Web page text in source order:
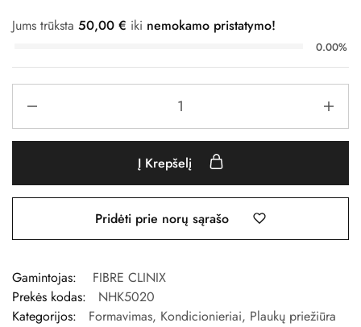
Jums trūksta 50,00 € iki nemokamo pristatymo!
0.00%
Į Krepšelį
Pridėti prie norų sąrašo
Gamintojas:
FIBRE CLINIX
Prekės kodas:
NHK5020
Kategorijos:
Formavimas, Kondicionieriai, Plaukų priežiūra